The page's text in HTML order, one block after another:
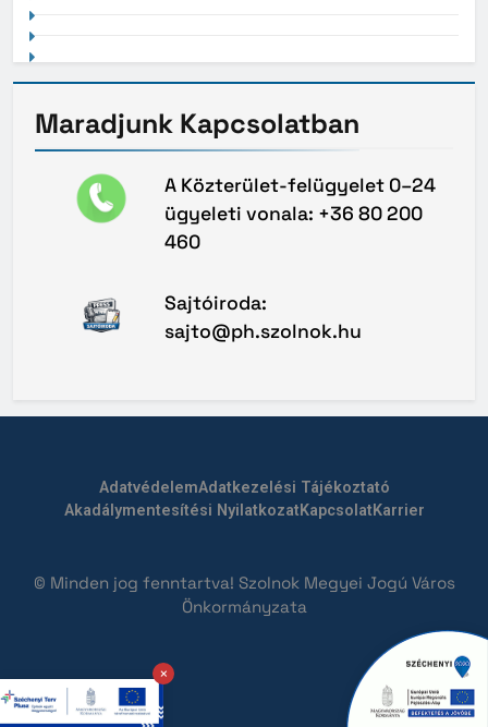
Maradjunk Kapcsolatban
A Közterület-felügyelet 0–24
ügyeleti vonala: +36 80 200
460
Sajtóiroda:
sajto@ph.szolnok.hu
AdatvédelemAdatkezelési Tájékoztató
Akadálymentesítési NyilatkozatKapcsolatKarrier
© Minden jog fenntartva! Szolnok Megyei Jogú Város
Önkormányzata
×